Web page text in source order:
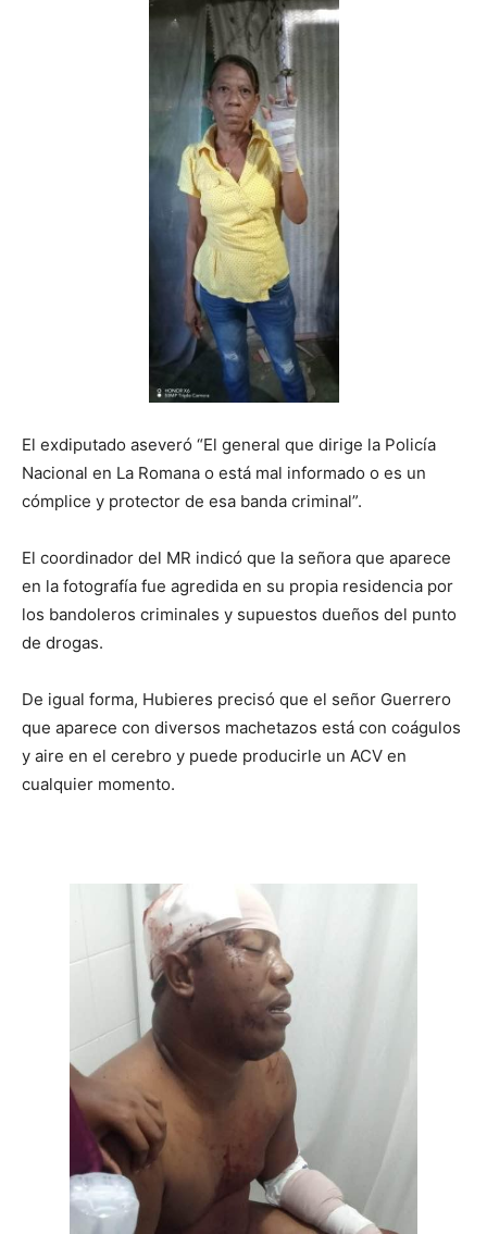
El exdiputado aseveró “El general que dirige la Policía
Nacional en La Romana o está mal informado o es un
cómplice y protector de esa banda criminal”.
El coordinador del MR indicó que la señora que aparece
en la fotografía fue agredida en su propia residencia por
los bandoleros criminales y supuestos dueños del punto
de drogas.
De igual forma, Hubieres precisó que el señor Guerrero
que aparece con diversos machetazos está con coágulos
y aire en el cerebro y puede producirle un ACV en
cualquier momento.